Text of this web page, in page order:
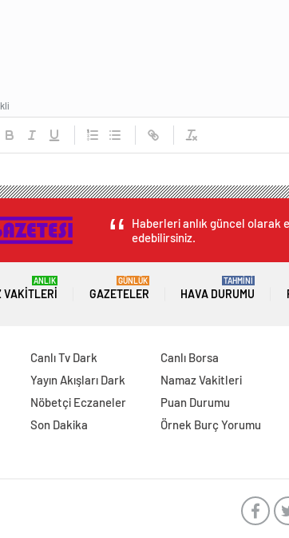
Haberleri anlık güncel olarak
edebilirsiniz.
VAKITLERI
ANLIK
GAZETELER
GÜNLÜK
HAVA DURUMU
TAHMİNİ
Canlı Tv Dark
Yayın Akışları Dark
Nöbetçi Eczaneler
Son Dakika
Canlı Borsa
Namaz Vakitleri
Puan Durumu
Örnek Burç Yorumu